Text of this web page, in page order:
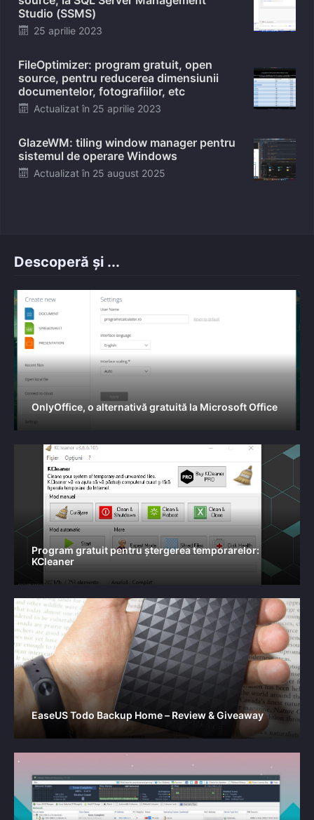
Studio (SSMS)
Posted
25 aprilie 2023
FileOptimizer: program gratuit, open
source, pentru reducerea dimensiunii
documentelor, fotografiilor, etc
Posted
Actualizat în 25 aprilie 2023
GlazeWM: tiling window manager pentru
sistemul de operare Windows
Posted
Actualizat în 25 august 2025
Descoperă și ...
OnlyOffice, o alternativă gratuită la Microsoft Office
Program gratuit pentru ștergerea temporarelor:
KCleaner
EaseUS Todo Backup Home – Review & Giveaway